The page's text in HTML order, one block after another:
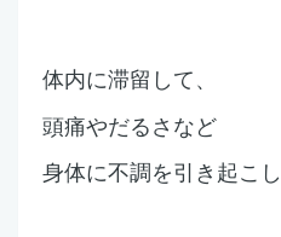
体内に滞留して、
頭痛やだるさなど
身体に不調を引き起こし